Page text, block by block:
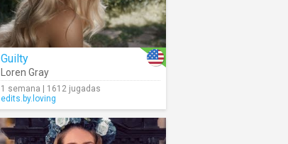
Guilty
Loren Gray
1 semana | 1612 jugadas
edits.by.loving